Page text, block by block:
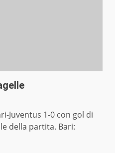
Juventus 1-0 con gol di
della partita. Bari: